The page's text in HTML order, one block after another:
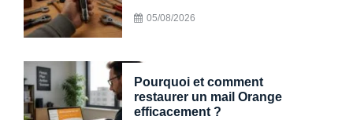
05/08/2026
Pourquoi et comment
restaurer un mail Orange
efficacement ?